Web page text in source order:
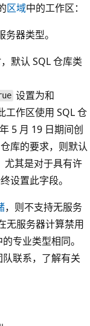
区域中的工作区：
器类型。
默认 SQL 仓库类
设置为和
工作区使用 SQL 仓
5 月 19 日期间创
库的要求，则默认
尤其是对于具有许
设置此字段。
，则不支持无服务
无服务器计算禁用
专业类型相同。
联系，了解有关